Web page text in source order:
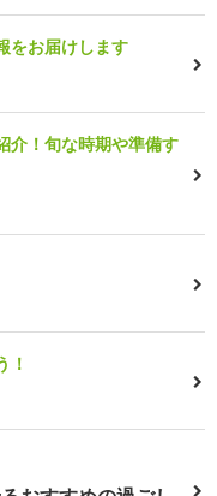
をお届けします
介！旬な時期や準備す
！